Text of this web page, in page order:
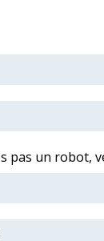
pas un robot,